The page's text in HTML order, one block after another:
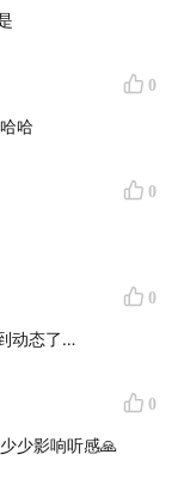
全部在售咯！
0
哈
0
0
动态了…
0
少影响听感🙏